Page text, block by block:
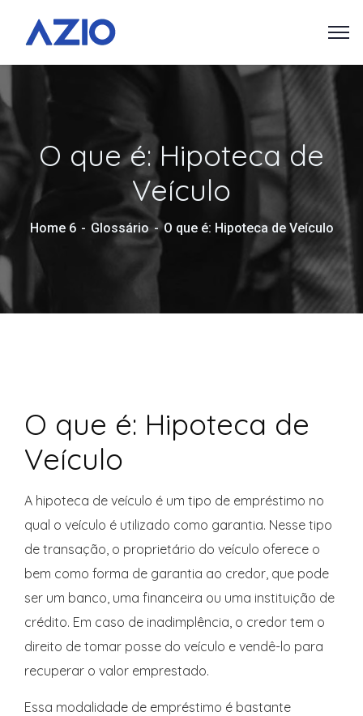
O que é: Hipoteca de
Veículo
Home 6 Glossário O que é: Hipoteca de Veículo
O que é: Hipoteca de
Veículo
A hipoteca de veículo é um tipo de empréstimo no
qual o veículo é utilizado como garantia. Nesse tipo
de transação, o proprietário do veículo oferece o
bem como forma de garantia ao credor, que pode
ser um banco, uma financeira ou uma instituição de
crédito. Em caso de inadimplência, o credor tem o
direito de tomar posse do veículo e vendê-lo para
recuperar o valor emprestado.
Essa modalidade de empréstimo é bastante